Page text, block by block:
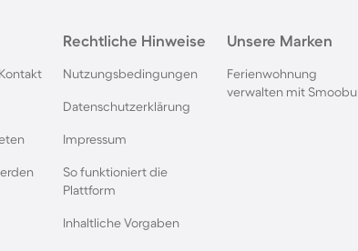
Rechtliche Hinweise
Nutzungsbedingungen
Datenschutzerklärung
Impressum
So funktioniert die
Plattform
Inhaltliche Vorgaben
Unsere Marken
Ferienwohnung
verwalten mit Smoobu